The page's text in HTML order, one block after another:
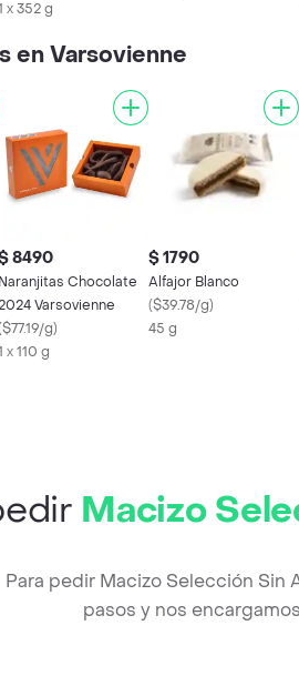
x 352 g
en Varsovienne
8490
Naranjitas Chocolate
Varsovienne
$77.19/g)
x 110 g
$ 1790
Alfajor Blanco
($39.78/g)
45 g
Macizo
Para pedir Macizo Selección Sin
pasos y nos